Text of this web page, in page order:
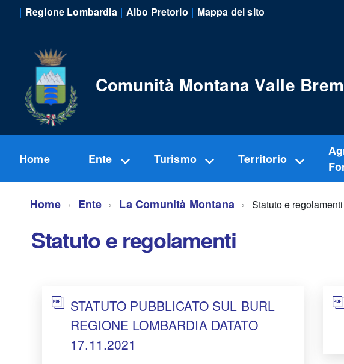
| Regione Lombardia | Albo Pretorio | Mappa del sito
Comunità Montana Valle
Home Ente Turismo Territorio
Home Ente La Comunità Montana Statuto e regolamenti
Statuto e regolamenti
STATUTO PUBBLICATO SUL BURL
REGIONE LOMBARDIA DATATO
17.11.2021